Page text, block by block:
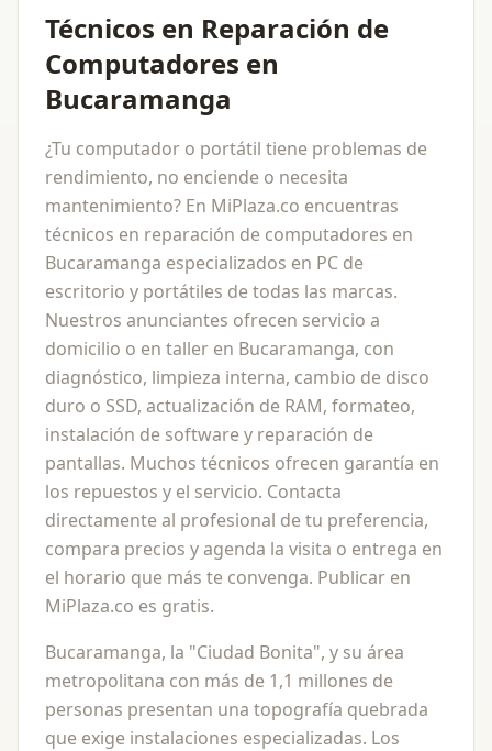
Técnicos en Reparación de
Computadores en
Bucaramanga
¿Tu computador o portátil tiene problemas de
rendimiento, no enciende o necesita
mantenimiento? En MiPlaza.co encuentras
técnicos en reparación de computadores en
Bucaramanga especializados en PC de
escritorio y portátiles de todas las marcas.
Nuestros anunciantes ofrecen servicio a
domicilio o en taller en Bucaramanga, con
diagnóstico, limpieza interna, cambio de disco
duro o SSD, actualización de RAM, formateo,
instalación de software y reparación de
pantallas. Muchos técnicos ofrecen garantía en
los repuestos y el servicio. Contacta
directamente al profesional de tu preferencia,
compara precios y agenda la visita o entrega en
el horario que más te convenga. Publicar en
MiPlaza.co es gratis.
Bucaramanga, la "Ciudad Bonita", y su área
metropolitana con más de 1,1 millones de
personas presentan una topografía quebrada
que exige instalaciones especializadas. Los